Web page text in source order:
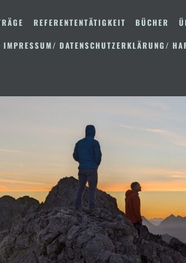
REFERENTENTÄTIGKEIT BÜCHER
DATENSCHUTZERKLÄRUNG/